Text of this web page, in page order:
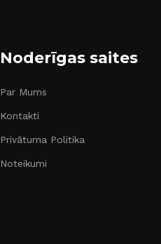
Noderīgas saites
Par Mums
Kontakti
Privātuma Politika
Noteikumi